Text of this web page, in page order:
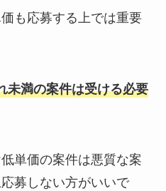
も応募する上では重要
未満の案件は受ける必要
単価の案件は悪質な案
募しない方がいいで